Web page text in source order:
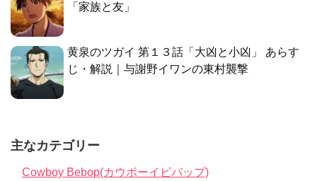
「家族と友」
黄泉のツガイ 第１３話「大凶と小凶」 あらす
じ・解説｜与謝野イワンの東村襲撃
主なカテゴリー
Cowboy Bebop(カウボーイビバップ)